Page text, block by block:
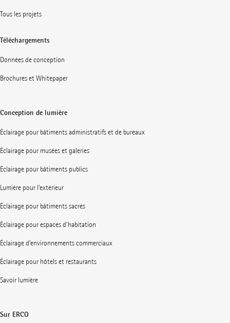
Tous les projets
Téléchargements
Données de conception
Brochures et Whitepaper
Conception de lumière
Éclairage pour bâtiments administratifs et de bureaux
Éclairage pour musées et galeries
Éclairage pour bâtiments publics
Lumière pour l’extérieur
Éclairage pour bâtiments sacrés
Éclairage pour espaces d’habitation
Éclairage d’environnements commerciaux
Éclairage pour hôtels et restaurants
Savoir lumière
Sur ERCO